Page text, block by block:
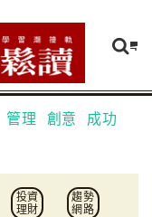
管理 創意 成功
投資
理財
趨勢
網路